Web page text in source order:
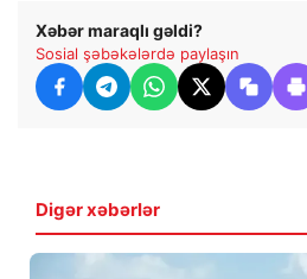
Xəbər maraqlı gəldi?
Sosial şəbəkələrdə paylaşın
Digər xəbərlər